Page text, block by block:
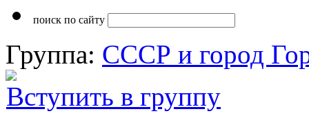
поиск по сайту
Группа: СССР и город
Вступить в группу